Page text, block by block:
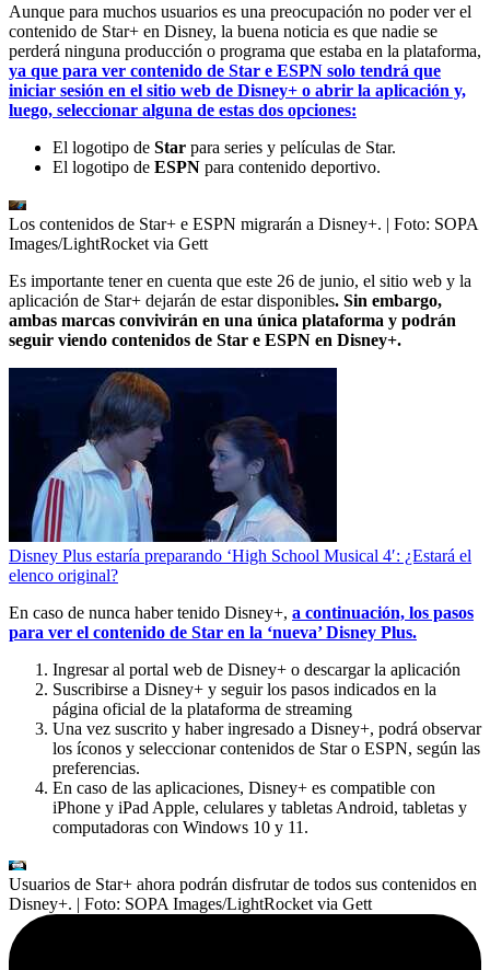
Aunque para muchos usuarios es una preocupación no poder ver el
contenido de Star+ en Disney, la buena noticia es que nadie se
perderá ninguna producción o programa que estaba en la plataforma,
ya que para ver contenido de Star e ESPN solo tendrá que
iniciar sesión en el sitio web de Disney+ o abrir la aplicación y,
luego, seleccionar alguna de estas dos opciones:
El logotipo de Star para series y películas de Star.
El logotipo de ESPN para contenido deportivo.
Los contenidos de Star+ e ESPN migrarán a Disney+. | Foto: SOPA
Images/LightRocket via Gett
Es importante tener en cuenta que este 26 de junio, el sitio web y la
aplicación de Star+ dejarán de estar disponibles. Sin embargo,
ambas marcas convivirán en una única plataforma y podrán
seguir viendo contenidos de Star e ESPN en Disney+.
Disney Plus estaría preparando ‘High School Musical 4′: ¿Estará el
elenco original?
En caso de nunca haber tenido Disney+, a continuación, los pasos
para ver el contenido de Star en la ‘nueva’ Disney Plus.
Ingresar al portal web de Disney+ o descargar la aplicación
Suscribirse a Disney+ y seguir los pasos indicados en la
página oficial de la plataforma de streaming
Una vez suscrito y haber ingresado a Disney+, podrá observar
los íconos y seleccionar contenidos de Star o ESPN, según las
preferencias.
En caso de las aplicaciones, Disney+ es compatible con
iPhone y iPad Apple, celulares y tabletas Android, tabletas y
computadoras con Windows 10 y 11.
Usuarios de Star+ ahora podrán disfrutar de todos sus contenidos en
Disney+. | Foto: SOPA Images/LightRocket via Gett